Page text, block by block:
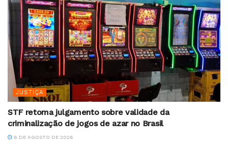
JUSTIÇA
STF retoma julgamento sobre validade da
criminalização de jogos de azar no Brasil
6 DE AGOSTO DE 2026